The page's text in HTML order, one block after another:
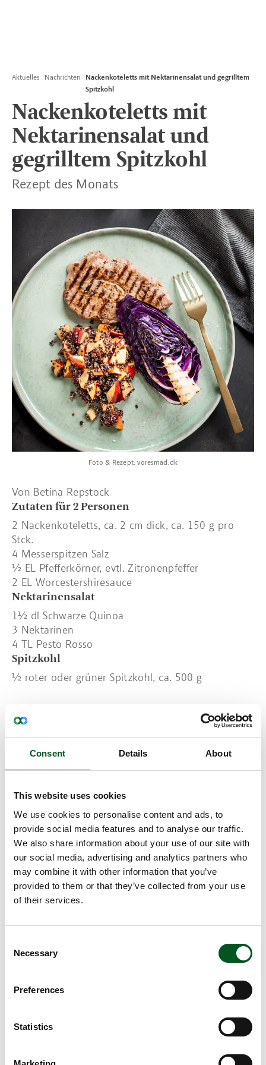
Consent Details About
This website uses cookies
We use cookies to personalise content and ads, to
provide social media features and to analyse our traffic.
We also share information about your use of our site with
our social media, advertising and analytics partners who
may combine it with other information that you’ve
provided to them or that they’ve collected from your use
of their services.
Selection
Necessary
Preferences
Statistics
Aktuelles Nachrichten
Nackenkoteletts mit Nektarinensalat und gegrilltem
Spitzkohl
Nackenkoteletts mit
Nektarinensalat und
gegrilltem Spitzkohl
Rezept des Monats
Foto & Rezept: voresmad.dk
Von Betina Repstock
Zutaten für 2 Personen
2 Nackenkoteletts, ca. 2 cm dick, ca. 150 g pro
Stck.
4 Messerspitzen Salz
½ EL Pfefferkörner, evtl. Zitronenpfeffer
2 EL Worcestershiresauce
Nektarinensalat
1½ dl Schwarze Quinoa
3 Nektarinen
4 TL Pesto Rosso
Spitzkohl
½ roter oder grüner Spitzkohl, ca. 500 g
Zubereitung (ca. 40 Minuten)
Quinoa nach Anweisung kochen und abkühlen
Nackenkoteletts trockentupfen, mit Salz und
Pfeffer würzen, mit Worcestershiresauce einpinseln
– und mindestens 15 Minuten ziehen lassen (siehe
Tipp).
Spitzkohlhälfte säubern und der Länge nach
durchschneiden.
Nektarinen in Würfel schneiden, von Kernen
wenden.
Koteletts pro Seite ca. 8 Minuten grillen, die Hälfte
Spitzkohl pro Seite 1 Minute grillen sowie mit Salz
Tipps